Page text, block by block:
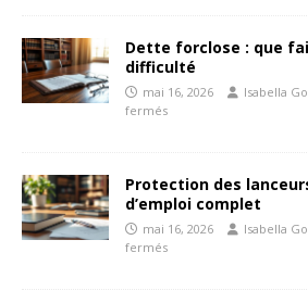
Dette forclose : que
difficulté
mai 16, 2026 Isabella
fermés
Protection des
d’emploi complet
mai 16, 2026 Isabella
fermés